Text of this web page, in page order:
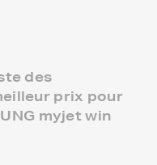
des
prix pour
myjet win